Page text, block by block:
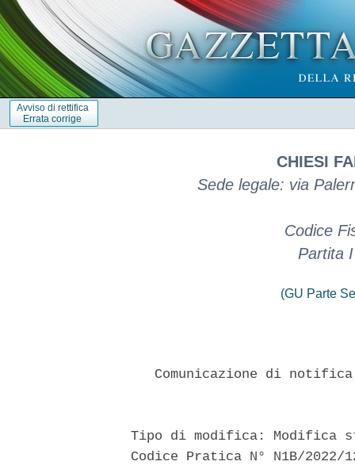
Avviso di rettifica
Errata corrige
CHIESI
Sede legale: via
Codice
Partita
(GU Parte
Comunicazione di
Tipo di modifica: Modifica
Codice Pratica N° N1B/2022/